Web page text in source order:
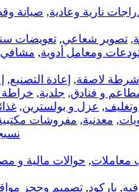
نارية وعادية, صيانة
, تصوير شعاعي, تعويضات
ومعامل أدوية,
لاصقة, إعادة التصنيع,
و فنادق, جلدية, خراطة
, عزل و بولسترين,
, معدنية, مفروشات
معاملات, حوالات مالية و
, باركود, تصميم وحجز